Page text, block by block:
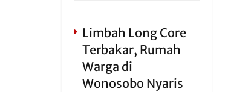
Limbah Long Core
Terbakar, Rumah
Warga di
Wonosobo Nyaris